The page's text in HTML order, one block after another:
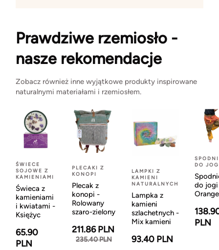
Prawdziwe rzemiosło -
nasze rekomendacje
Zobacz również inne wyjątkowe produkty inspirowane
naturalnymi materiałami i rzemiosłem.
ŚWIECE
SOJOWE Z
KAMIENIAMI
Świeca z
kamieniami
i kwiatami -
Księżyc
65.90
PLN
PLECAKI Z
KONOPI
Plecak z
konopi -
Rolowany
szaro-zielony
211.86 PLN
235.40 PLN
LAMPKI Z
KAMIENI
NATURALNYCH
Lampka z
kamieni
szlachetnych -
Mix kamieni
93.40 PLN
DO
do
Orange
PLN